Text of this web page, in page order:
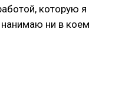
которую я
нанимаю ни в коем